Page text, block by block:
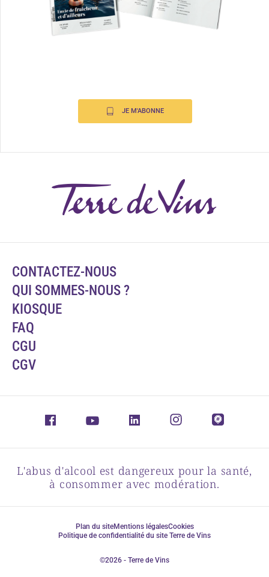
JE M'ABONNE
CONTACTEZ-NOUS
QUI SOMMES-NOUS ?
KIOSQUE
FAQ
CGU
CGV
L'abus d'alcool est dangereux pour la santé,
à consommer avec modération.
Plan du siteMentions légalesCookies
Politique de confidentialité du site Terre de Vins
©2026 - Terre de Vins